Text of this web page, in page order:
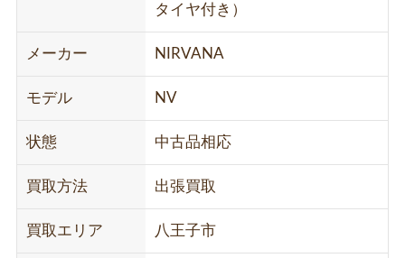
タイヤ付き）
メーカー NIRVANA
モデル NV
状態 中古品相応
買取方法 出張買取
買取エリア 八王子市